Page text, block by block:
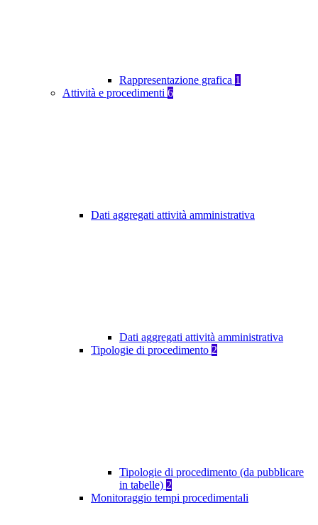
Rappresentazione grafica 1
Attività e procedimenti 6
Dati aggregati attività amministrativa
Dati aggregati attività amministrativa
Tipologie di procedimento 2
Tipologie di procedimento (da pubblicare
in tabelle) 2
Monitoraggio tempi procedimentali